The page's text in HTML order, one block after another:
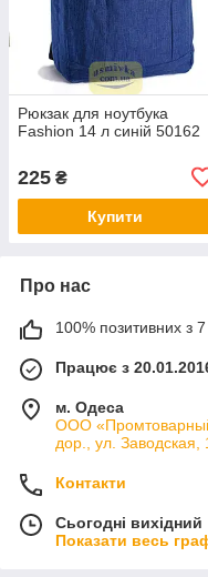
Рюкзак для ноутбука
Fashion 14 л синій 50162
225 ₴
Купити
Про нас
100% позитивних з 7
Працює з
м. Одеса
ООО
дор., ул. Заводская,
Контакти
Сьогодні вихідний
Показати весь